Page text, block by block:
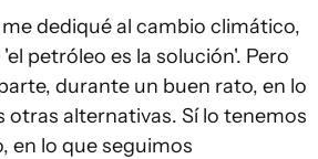
dediqué al cambio climático,
petróleo es la solución'. Pero
durante un buen rato, en lo
otras alternativas. Sí lo tenemos
en lo que seguimos